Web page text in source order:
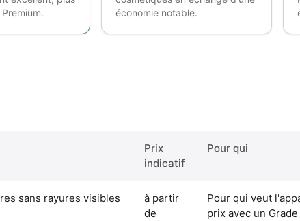
économie notable.
Prix
indicatif
Pour qui
sans rayures visibles
à partir
de
Pour qui veut
prix avec un